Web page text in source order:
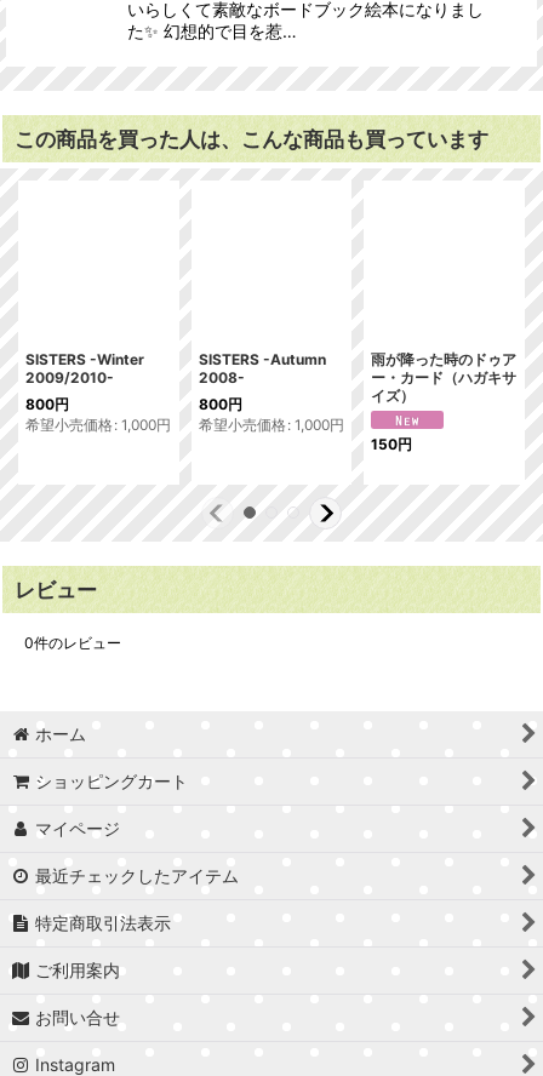
いらしくて素敵なボードブック絵本になりまし
た✨ 幻想的で目を惹…
この商品を買った人は、こんな商品も買っています
SISTERS -Winter
2009/2010-
800円
希望小売価格: 1,000円
SISTERS -Autumn
2008-
800円
希望小売価格: 1,000円
雨が降った時のドゥア
ー・カード（ハガキサ
イズ）
150円
レビュー
0件のレビュー
ホーム
ショッピングカート
マイページ
最近チェックしたアイテム
特定商取引法表示
ご利用案内
お問い合せ
Instagram